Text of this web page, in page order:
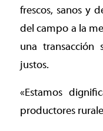
frescos, sanos y
del campo a la
una transacción
justos.
«Estamos
productores